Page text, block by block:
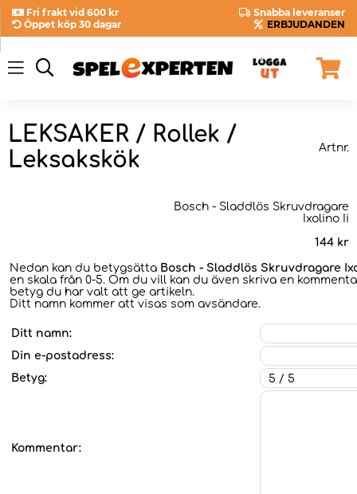
Fri frakt vid 600 kr
Snabba leveranser
Öppet köp 30 dagar
ERBJUDANDEN
LEKSAKER / Rollek /
Leksakskök
Artnr.
Bosch - Sladdlös Skruvdragare
Ixolino Ii
144 kr
Nedan kan du betygsätta Bosch - Sladdlös Skruvdragare
en skala från 0-5. Om du vill kan du även skriva en
betyg du har valt att ge artikeln.
Ditt namn kommer att visas som avsändare.
Ditt namn:
Din e-postadress:
Betyg:
Kommentar: